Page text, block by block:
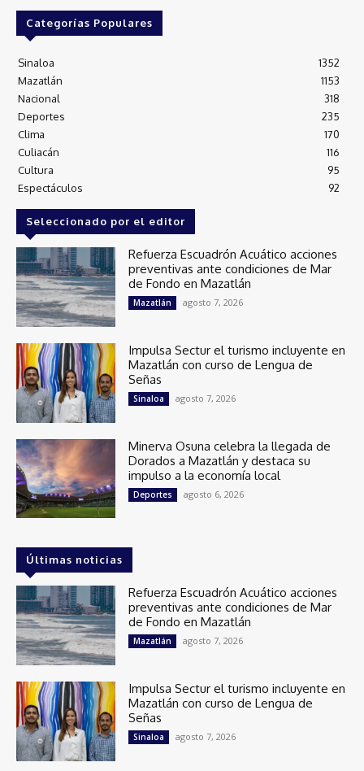
Categorías Populares
Sinaloa
1352
Mazatlán
1153
Nacional
318
Deportes
235
Clima
170
Culiacán
116
Cultura
95
Espectáculos
92
Seleccionado por el editor
Refuerza Escuadrón Acuático acciones
preventivas ante condiciones de Mar
de Fondo en Mazatlán
Mazatlán agosto 7, 2026
Impulsa Sectur el turismo incluyente en
Mazatlán con curso de Lengua de
Señas
Sinaloa agosto 7, 2026
Minerva Osuna celebra la llegada de
Dorados a Mazatlán y destaca su
impulso a la economía local
Deportes agosto 6, 2026
Últimas noticias
Refuerza Escuadrón Acuático acciones
preventivas ante condiciones de Mar
de Fondo en Mazatlán
Mazatlán agosto 7, 2026
Impulsa Sectur el turismo incluyente en
Mazatlán con curso de Lengua de
Señas
Sinaloa agosto 7, 2026